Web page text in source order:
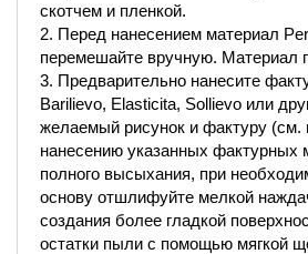
скотчем и пленкой.
2. Перед нанесением материал
перемешайте вручную. Материал
3. Предварительно нанесите
Barilievo, Elasticita, Sollievo или
желаемый рисунок и фактуру (см.
нанесению указанных фактурных
полного высыхания, при
основу отшлифуйте мелкой
создания более гладкой
остатки пыли с помощью мягкой